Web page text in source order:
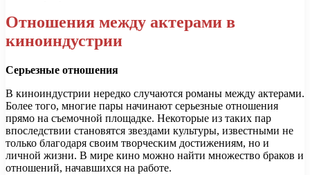
Отношения между актерами в
киноиндустрии
Серьезные отношения
В киноиндустрии нередко случаются романы между актерами.
Более того, многие пары начинают серьезные отношения
прямо на съемочной площадке. Некоторые из таких пар
впоследствии становятся звездами культуры, известными не
только благодаря своим творческим достижениям, но и
личной жизни. В мире кино можно найти множество браков и
отношений, начавшихся на работе.